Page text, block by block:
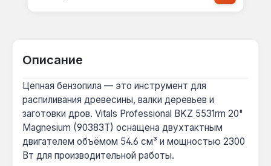
Описание
Цепная бензопила — это инструмент для
распиливания древесины, валки деревьев и
заготовки дров. Vitals Professional BKZ 5531rm 20"
Magnesium (90383T) оснащена двухтактным
двигателем объёмом 54.6 см³ и мощностью 2300
Вт для производительной работы.